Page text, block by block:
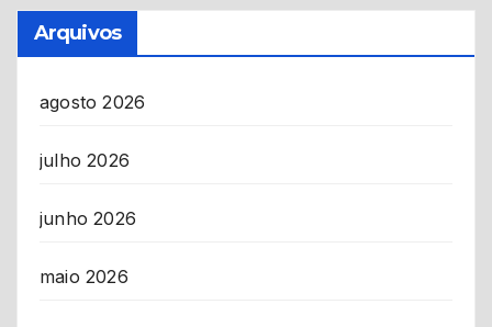
Arquivos
agosto 2026
julho 2026
junho 2026
maio 2026